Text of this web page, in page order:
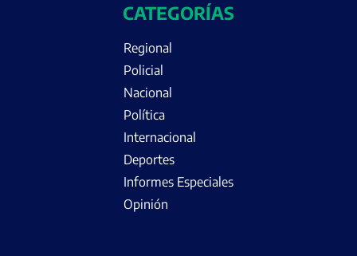
CATEGORÍAS
Regional
Policial
Nacional
Política
Internacional
Deportes
Informes Especiales
Opinión